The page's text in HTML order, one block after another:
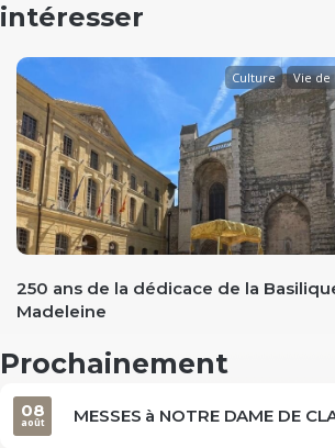
intéresser
Culture Vie de
250 ans de la dédicace de la
Madeleine
Prochainement
MESSES à NOTRE DAME DE
08
août